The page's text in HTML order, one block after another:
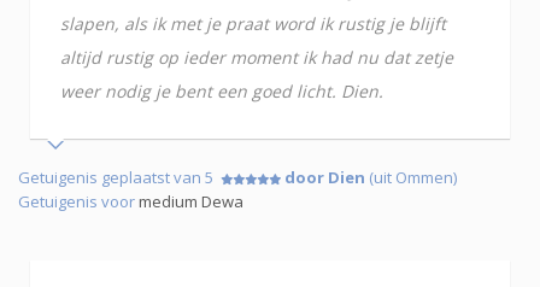
slapen, als ik met je praat word ik rustig je blijft
altijd rustig op ieder moment ik had nu dat zetje
weer nodig je bent een goed licht. Dien.
Getuigenis geplaatst van 5 door Dien (uit Ommen)
Getuigenis voormedium Dewa